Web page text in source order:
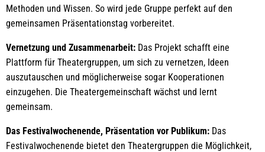
Methoden und Wissen. So wird jede Gruppe perfekt auf den
gemeinsamen Präsentationstag vorbereitet.
Vernetzung und Zusammenarbeit: Das Projekt schafft eine
Plattform für Theatergruppen, um sich zu vernetzen, Ideen
auszutauschen und möglicherweise sogar Kooperationen
einzugehen. Die Theatergemeinschaft wächst und lernt
gemeinsam.
Das Festivalwochenende, Präsentation vor Publikum: Das
Festivalwochenende bietet den Theatergruppen die Möglichkeit,